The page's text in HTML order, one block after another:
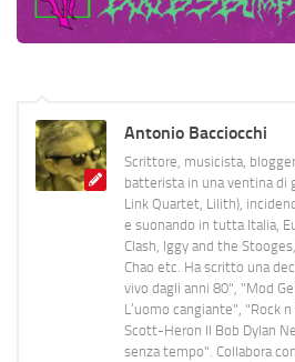
Antonio Bacciocchi
Scrittore, musicista,
batterista in una ventina di
Link Quartet, Lilith),
e suonando in tutta Italia,
Clash, Iggy and the
Chao etc. Ha scritto una
vivo dagli anni 80", "Mod
L’uomo cangiante", "Rock
Scott-Heron Il Bob Dylan
senza tempo". Collabora